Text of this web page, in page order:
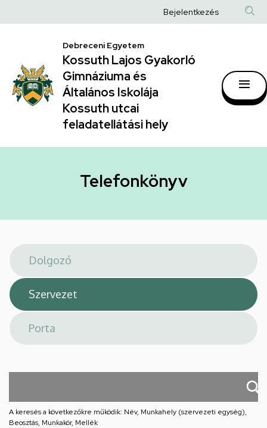
|
Kossuth
Lajos
Gyakorló
Gimnáziuma
Általános
hely
a
Anonim
fiók
Bejelentkezés
Debreceni Egyetem
Kossuth Lajos Gyakorló
Gimnáziuma és
Általános Iskolája
Kossuth utcai
feladatellátási hely
Telefonkönyv
A keresés a következőkre működik: Név, Munkahely (szervezeti egység),
Beosztás, Munkakör, Mellék